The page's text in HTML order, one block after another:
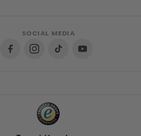
SOCIAL MEDIA